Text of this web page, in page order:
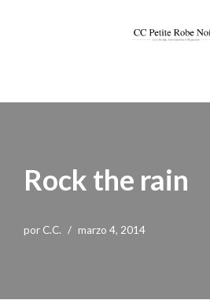
Rock the rain
por C.C. marzo 4, 2014